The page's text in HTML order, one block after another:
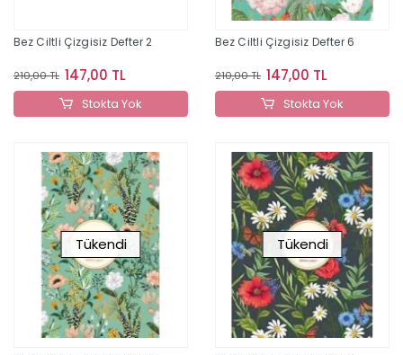
Bez Ciltli Çizgisiz Defter 2
210,00 TL 147,00 TL
Stokta Yok
Bez Ciltli Çizgisiz Defter 6
210,00 TL 147,00 TL
Stokta Yok
Tükendi Tükendi